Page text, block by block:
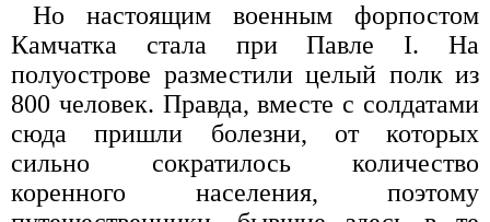
Но настоящим военным форпостом
Камчатка стала при Павле I. На
полуострове разместили целый полк из
800 человек. Правда, вместе с солдатами
сюда пришли болезни, от которых
сильно сократилось количество
коренного населения, поэтому